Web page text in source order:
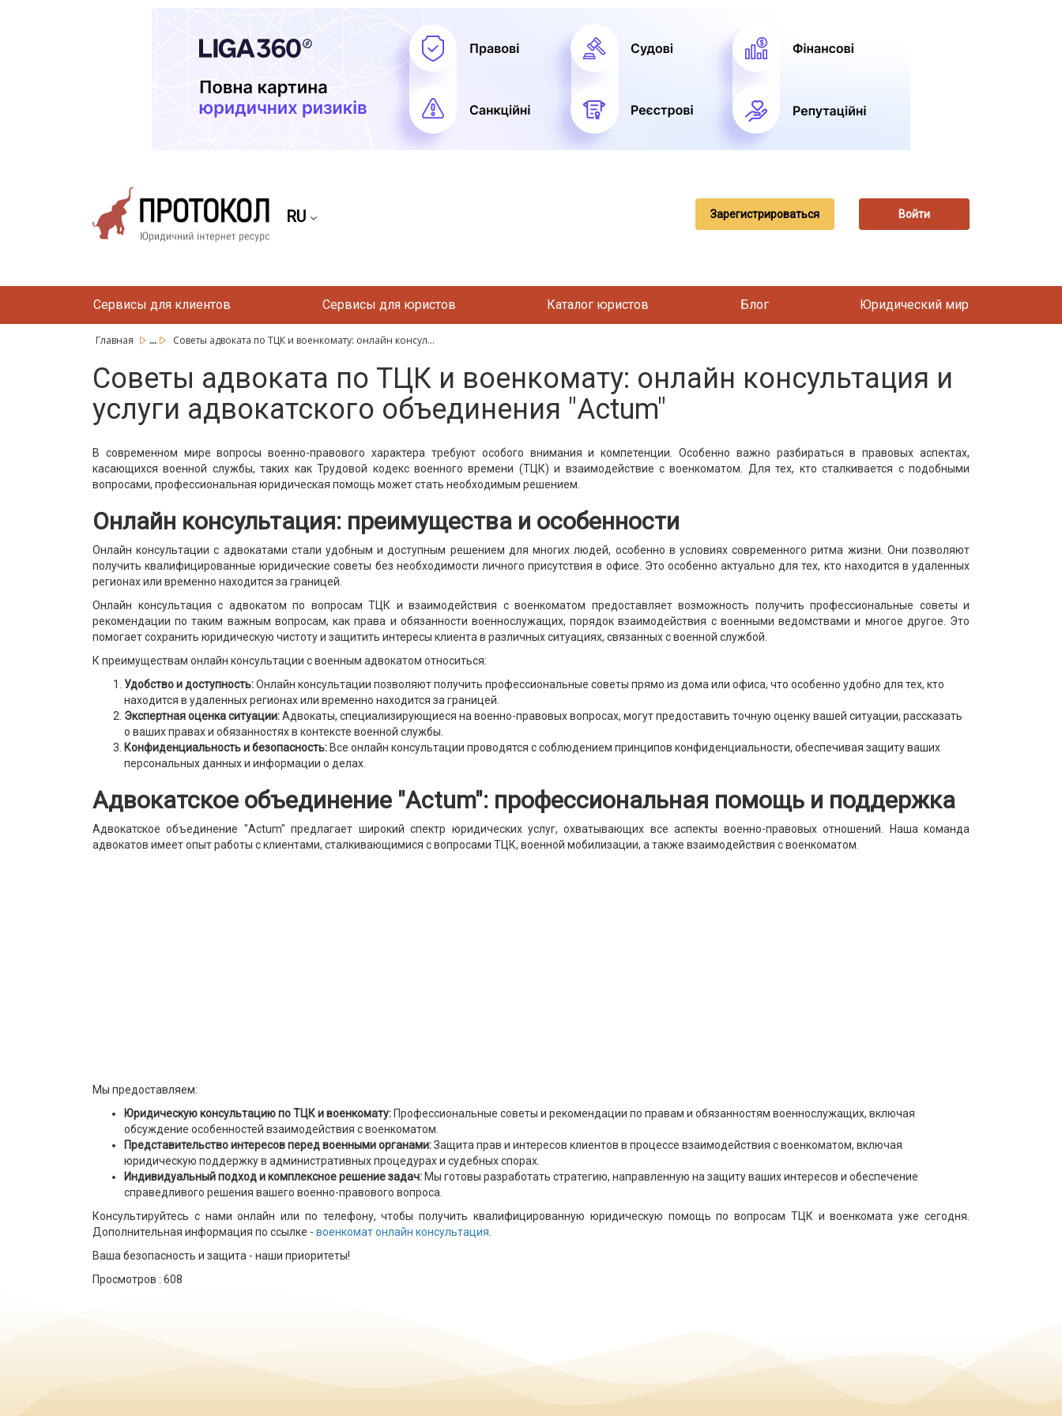
RU Зарегистрироваться Войти
Сервисы для клиентов Сервисы для юристов Каталог юристов Блог Юридический мир
Главная ... Советы адвоката по ТЦК и военкомату: онлайн консул...
Советы адвоката по ТЦК и военкомату: онлайн консультация и
услуги адвокатского объединения "Actum"
В современном мире вопросы военно-правового характера требуют особого внимания и компетенции. Особенно важно разбираться в правовых аспектах,
касающихся военной службы, таких как Трудовой кодекс военного времени (ТЦК) и взаимодействие с военкоматом. Для тех, кто сталкивается с подобными
вопросами, профессиональная юридическая помощь может стать необходимым решением.
Онлайн консультация: преимущества и особенности
Онлайн консультации с адвокатами стали удобным и доступным решением для многих людей, особенно в условиях современного ритма жизни. Они позволяют
получить квалифицированные юридические советы без необходимости личного присутствия в офисе. Это особенно актуально для тех, кто находится в удаленных
регионах или временно находится за границей.
Онлайн консультация с адвокатом по вопросам ТЦК и взаимодействия с военкоматом предоставляет возможность получить профессиональные советы и
рекомендации по таким важным вопросам, как права и обязанности военнослужащих, порядок взаимодействия с военными ведомствами и многое другое. Это
помогает сохранить юридическую чистоту и защитить интересы клиента в различных ситуациях, связанных с военной службой.
К преимуществам онлайн консультации с военным адвокатом относиться:
Удобство и доступность:Онлайн консультации позволяют получить профессиональные советы прямо из дома или офиса, что особенно удобно для тех, кто
находится в удаленных регионах или временно находится за границей.
Экспертная оценка ситуации:Адвокаты, специализирующиеся на военно-правовых вопросах, могут предоставить точную оценку вашей ситуации, рассказать
о ваших правах и обязанностях в контексте военной службы.
Конфиденциальность и безопасность: Все онлайн консультации проводятся с соблюдением принципов конфиденциальности, обеспечивая защиту ваших
персональных данных и информации о делах.
Адвокатское объединение "Actum": профессиональная помощь и поддержка
Адвокатское объединение "Actum" предлагает широкий спектр юридических услуг, охватывающих все аспекты военно-правовых отношений. Наша команда
адвокатов имеет опыт работы с клиентами, сталкивающимися с вопросами ТЦК, военной мобилизации, а также взаимодействия с военкоматом.
Мы предоставляем:
Юридическую консультациюпоТЦК и военкомату: Профессиональные советы и рекомендации по правам и обязанностям военнослужащих, включая
обсуждение особенностей взаимодействия с военкоматом.
Представительство интересов перед военными органами:Защита прав и интересов клиентов в процессе взаимодействия с военкоматом, включая
юридическую поддержку в административных процедурах и судебных спорах.
Индивидуальный подход и комплексное решениезадач: Мы готовы разработать стратегию, направленную на защиту ваших интересов и обеспечение
справедливого решения вашего военно-правового вопроса.
Консультируйтесь с нами онлайн или по телефону, чтобы получить квалифицированную юридическую помощь по вопросам ТЦК и военкомата уже сегодня.
Дополнительная информация по ссылке - военкомат онлайн консультация
Ваша безопасность и защита - наши приоритеты!
Просмотров : 608